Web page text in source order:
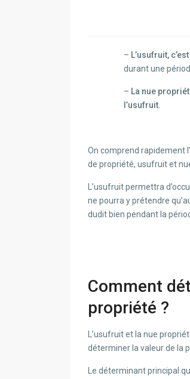
– L’usufruit,
durant une
– La nue
l’usufruit.
On comprend rapidement
de propriété, usufruit et
L’usufruit permettra
ne pourra y prétendre
dudit bien pendant la
Comment
propriété ?
L’usufruit et la nue
déterminer la valeur de la
Le déterminant principal